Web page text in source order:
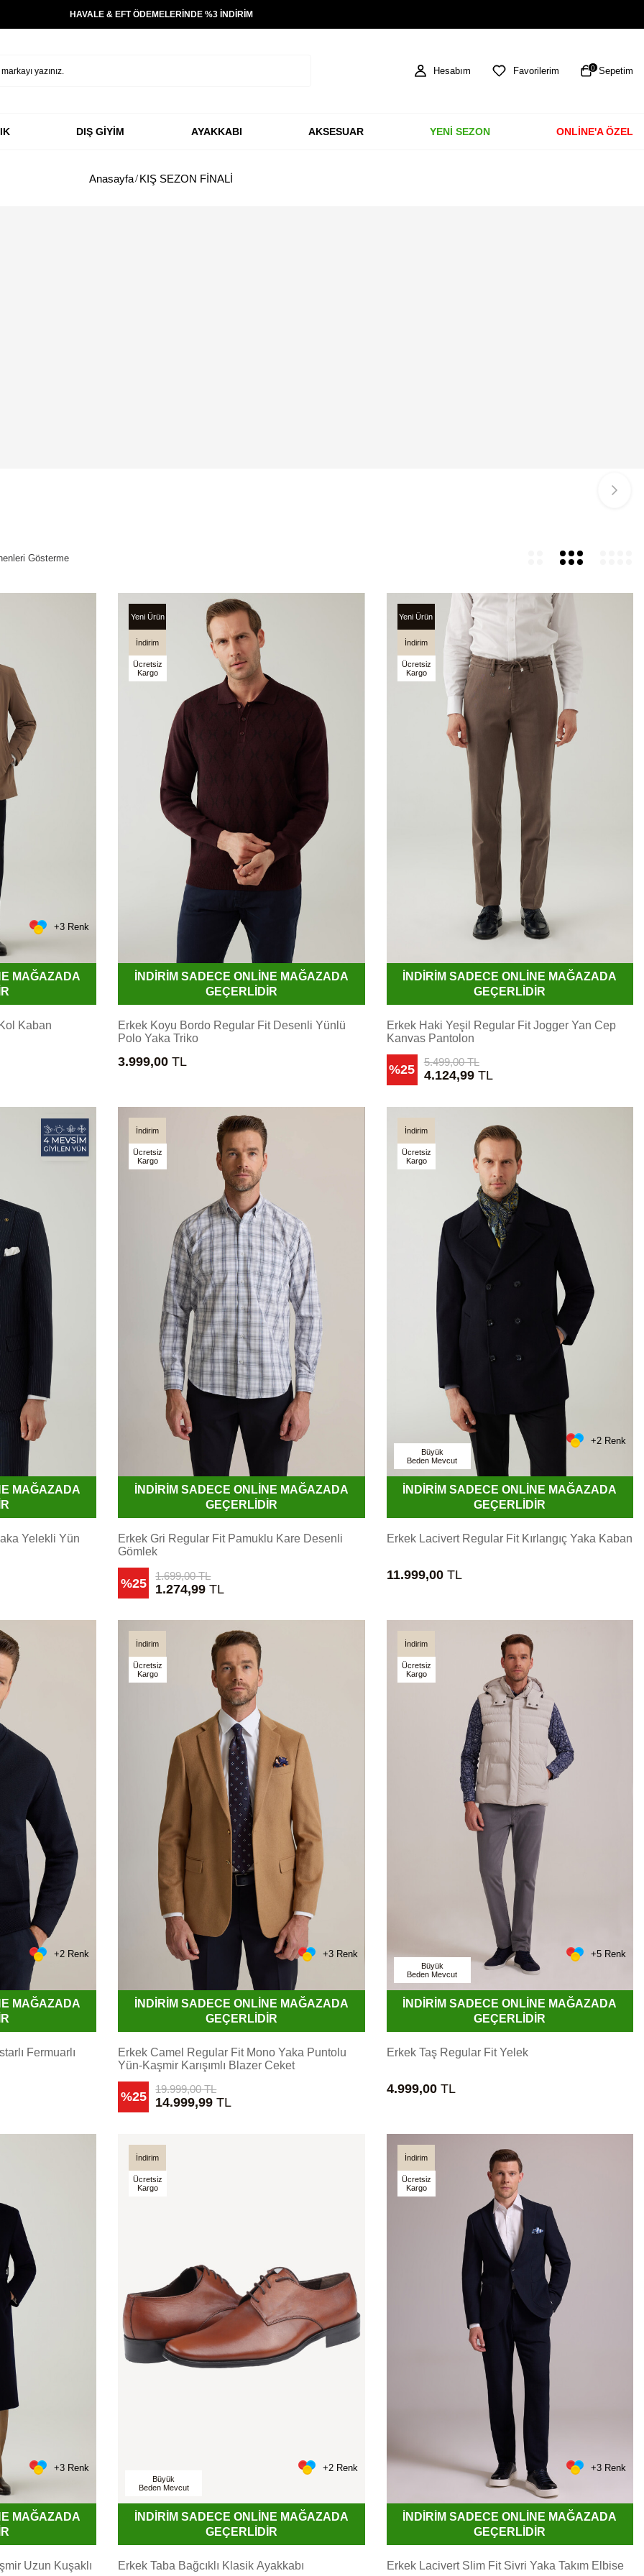
HAVALE & EFT ÖDEMELERİNDE %3 İNDİRİM
Hesabım Favorilerim 0 Sepetim
DIŞ GİYİM AYAKKABI AKSESUAR YENİ SEZON ONLİNE'A ÖZEL
Anasayfa KIŞ SEZON FİNALİ
Gösterme
+3 Renk
MAĞAZADA
Kaban
Yeni Ürün
İndirim
Ücretsiz
Kargo
İNDİRİM SADECE ONLİNE MAĞAZADA
GEÇERLİDİR
Erkek Koyu Bordo Regular Fit Desenli Yünlü
Polo Yaka Triko
3.999,00 TL
Yeni Ürün
İndirim
Ücretsiz
Kargo
İNDİRİM SADECE ONLİNE MAĞAZADA
GEÇERLİDİR
Erkek Haki Yeşil Regular Fit Jogger Yan Cep
Kanvas Pantolon
%25
5.499,00TL
4.124,99TL
MAĞAZADA
Yelekli Yün
İndirim
Ücretsiz
Kargo
İNDİRİM SADECE ONLİNE MAĞAZADA
GEÇERLİDİR
Erkek Gri Regular Fit Pamuklu Kare Desenli
Gömlek
%25
1.699,00TL
1.274,99 TL
İndirim
Ücretsiz
Kargo
Büyük
Beden Mevcut
+2 Renk
İNDİRİM SADECE ONLİNE MAĞAZADA
GEÇERLİDİR
Erkek Lacivert Regular Fit Kırlangıç Yaka Kaban
11.999,00TL
+2 Renk
MAĞAZADA
Fermuarlı
İndirim
Ücretsiz
Kargo
+3 Renk
İNDİRİM SADECE ONLİNE MAĞAZADA
GEÇERLİDİR
Erkek Camel Regular Fit Mono Yaka Puntolu
Yün-Kaşmir Karışımlı Blazer Ceket
%25
19.999,00TL
14.999,99 TL
İndirim
Ücretsiz
Kargo
Büyük
Beden Mevcut
+5 Renk
İNDİRİM SADECE ONLİNE MAĞAZADA
GEÇERLİDİR
Erkek Taş Regular Fit Yelek
4.999,00TL
+3 Renk
MAĞAZADA
Uzun Kuşaklı
İndirim
Ücretsiz
Kargo
Büyük
Beden Mevcut
+2 Renk
İNDİRİM SADECE ONLİNE MAĞAZADA
GEÇERLİDİR
Erkek Taba Bağcıklı Klasik Ayakkabı
İndirim
Ücretsiz
Kargo
+3 Renk
İNDİRİM SADECE ONLİNE MAĞAZADA
GEÇERLİDİR
Erkek Lacivert Slim Fit Sivri Yaka Takım Elbise